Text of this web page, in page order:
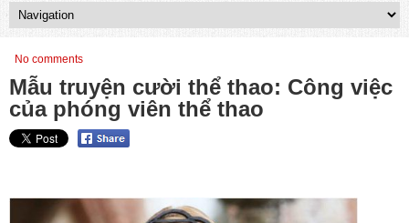
No comments
Mẫu truyện cười thể thao: Công việc
của phóng viên thể thao